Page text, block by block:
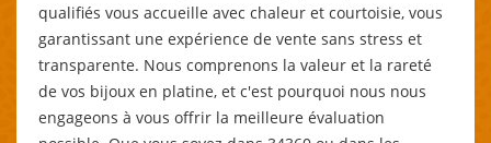
qualifiés vous accueille avec chaleur et courtoisie, vous
garantissant une expérience de vente sans stress et
transparente. Nous comprenons la valeur et la rareté
de vos bijoux en platine, et c'est pourquoi nous nous
engageons à vous offrir la meilleure évaluation